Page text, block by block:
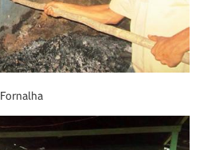
Fornalha